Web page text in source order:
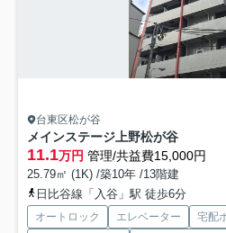
台東区松が谷
メインステージ上野松が谷
11.1万円 管理/共益費15,000円
25.79㎡ (1K) /築10年 /13階建
日比谷線「入谷」駅 徒歩6分
オートロック エレベーター 宅配